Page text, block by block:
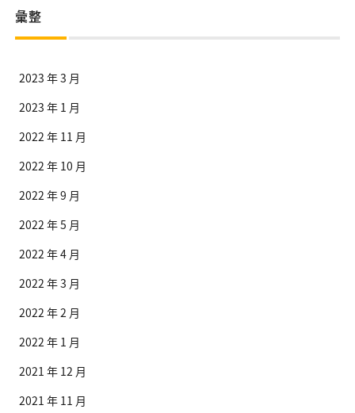
彙整
2023 年 3 月
2023 年 1 月
2022 年 11 月
2022 年 10 月
2022 年 9 月
2022 年 5 月
2022 年 4 月
2022 年 3 月
2022 年 2 月
2022 年 1 月
2021 年 12 月
2021 年 11 月